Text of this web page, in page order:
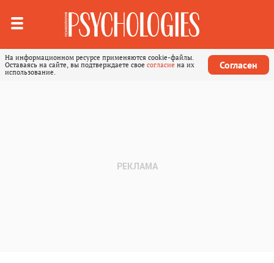
На информационном ресурсе применяются cookie-файлы.
Оставаясь на сайте, вы подтверждаете свое согласие на их
использование.
Согласен